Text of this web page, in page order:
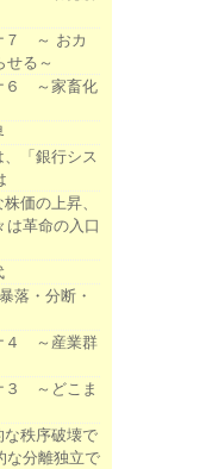
７ ～ おカ
る～
６ ～家畜化
「銀行シス
価の上昇、
は革命の入口
落・分断・
４ ～産業群
３ ～どこま
秩序破壊で
な分離独立で